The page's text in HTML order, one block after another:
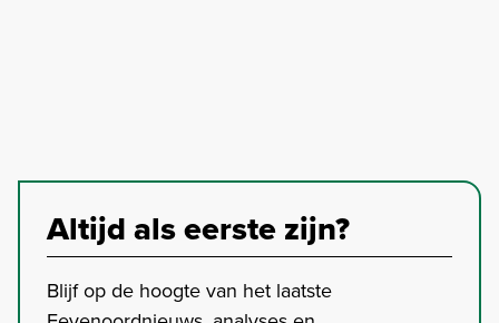
Altijd als eerste zijn?
Blijf op de hoogte van het laatste